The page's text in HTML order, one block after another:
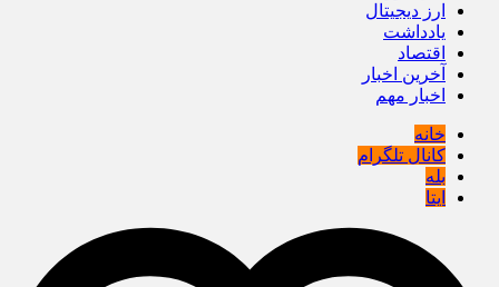
ارز دیجیتال
یادداشت
اقتصاد
آخرین اخبار
اخبار مهم
خانه
کانال تلگرام
بله
ایتا